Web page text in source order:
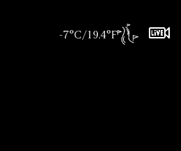
-7°C/19.4°F